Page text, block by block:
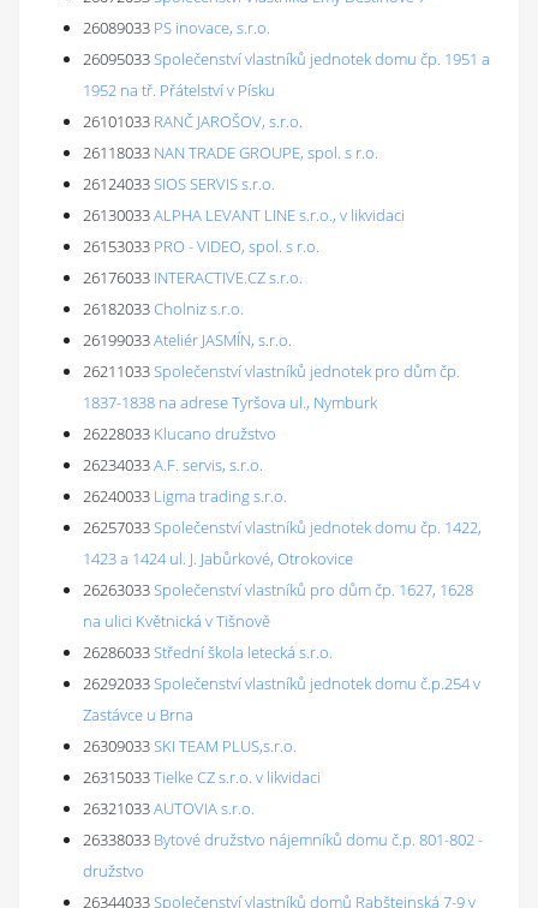
26089033 PS inovace, s.r.o.
26095033Společenství vlastníků jednotek domu čp. 1951 a
1952 na tř. Přátelství v Písku
26101033 RANČ JAROŠOV, s.r.o.
26118033 NAN TRADE GROUPE, spol. s r.o.
26124033SIOS SERVIS s.r.o.
26130033ALPHA LEVANT LINE s.r.o., v likvidaci
26153033 PRO - VIDEO, spol. s r.o.
26176033 INTERACTIVE.CZ s.r.o.
26182033Cholniz s.r.o.
26199033Ateliér JASMÍN, s.r.o.
26211033Společenství vlastníků jednotek pro dům čp.
1837-1838 na adrese Tyršova ul., Nymburk
26228033 Klucano družstvo
26234033A.F. servis, s.r.o.
26240033 Ligma trading s.r.o.
26257033Společenství vlastníků jednotek domu čp. 1422,
1423 a 1424 ul. J. Jabůrkové, Otrokovice
26263033Společenství vlastníků pro dům čp. 1627, 1628
na ulici Květnická v Tišnově
26286033Střední škola letecká s.r.o.
26292033Společenství vlastníků jednotek domu č.p.254 v
Zastávce u Brna
26309033SKI TEAM PLUS,s.r.o.
26315033Tielke CZ s.r.o. v likvidaci
26321033AUTOVIA s.r.o.
26338033 Bytové družstvo nájemníků domu č.p. 801-802 -
družstvo
26344033Společenství vlastníků domů Rabštejnská 7-9 v